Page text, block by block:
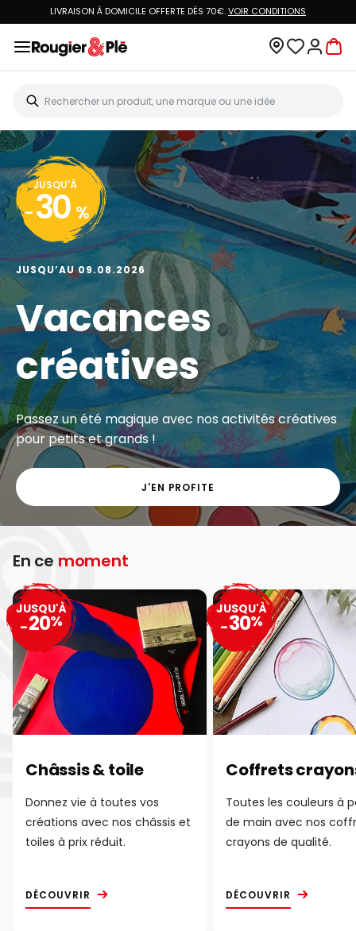
LIVRAISON À DOMICILE OFFERTE DÈS 70€.VOIR CONDITIONS
JUSQU'À
- 30 %
JUSQU’AU 09.08.2026
Vacances
créatives
Passez un été magique avec nos activités créatives
pour petits et grands !
J'EN PROFITE
En ce moment
Châssis & toile
Donnez vie à toutes vos
créations avec nos châssis et
toiles à prix réduit.
DÉCOUVRIR
JUSQU'À
-20%
Coffrets
Toutes les couleurs à
de main avec nos
crayons de qualité.
DÉCOUVRIR
JUSQU'À
-30%